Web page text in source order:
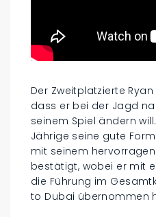
Der Zweitplatzierte
dass er bei der Jagd
seinem Spiel ändern
Jährige seine gute
mit seinem
bestätigt, wobei er mit
die Führung im
to Dubai übernommen